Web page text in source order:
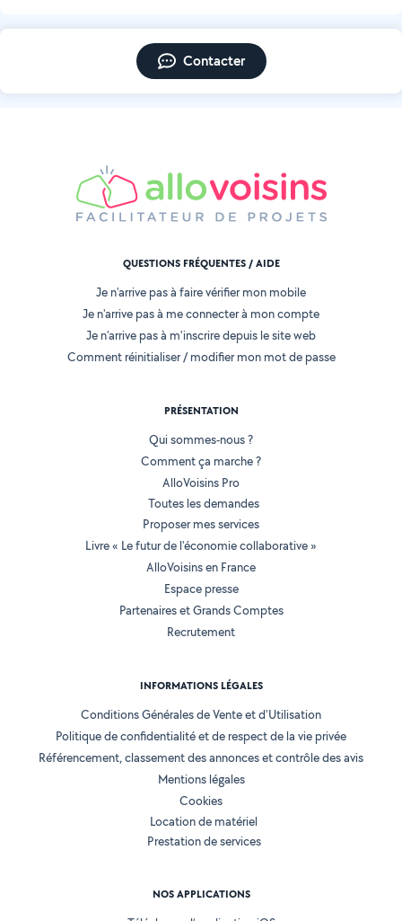
Contacter
QUESTIONS FRÉQUENTES / AIDE
Je n'arrive pas à faire vérifier mon mobile
Je n'arrive pas à me connecter à mon compte
Je n'arrive pas à m'inscrire depuis le site web
Comment réinitialiser / modifier mon mot de passe
PRÉSENTATION
Qui sommes-nous ?
Comment ça marche ?
AlloVoisins Pro
Toutes les demandes
Proposer mes services
Livre « Le futur de l'économie collaborative »
AlloVoisins en France
Espace presse
Partenaires et Grands Comptes
Recrutement
INFORMATIONS LÉGALES
Conditions Générales de Vente et d'Utilisation
Politique de confidentialité et de respect de la vie privée
Référencement, classement des annonces et contrôle des avis
Mentions légales
Cookies
Location de matériel
Prestation de services
NOS APPLICATIONS